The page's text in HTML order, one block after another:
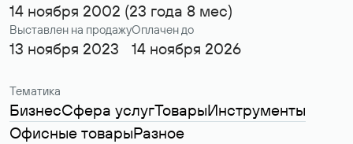
14 ноября 2002 (23 года 8 мес)
Выставлен на продажу
13 ноября 2023
Оплачен до
14 ноября 2026
Тематика
БизнесСфера услугТоварыИнструменты
Офисные товарыРазное